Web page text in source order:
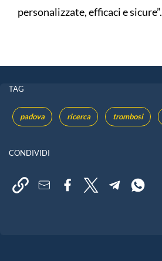
personalizzate, efficaci e sicure”.
TAG
padova ricerca trombosi
CONDIVIDI